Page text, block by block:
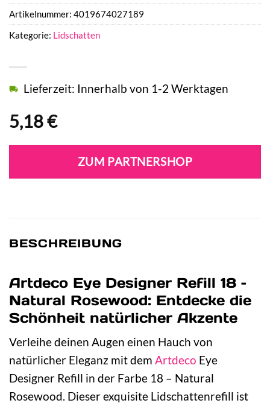
5,18€
Lieferzeit: Innerhalb von 1-2 Werktagen
ZUM PARTNERSHOP
Artikelnummer: 4019674027189
Kategorie: Lidschatten
BESCHREIBUNG
Artdeco Eye Designer Refill 18 –
Natural Rosewood: Entdecke die
Schönheit natürlicher Akzente
Verleihe deinen Augen einen Hauch von
natürlicher Eleganz mit dem Artdeco Eye
Designer Refill in der Farbe 18 – Natural
Rosewood. Dieser exquisite Lidschattenrefill ist